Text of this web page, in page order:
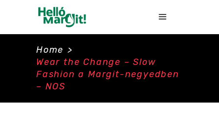
Home >
Wear the Change – Slow
Fashion a Margit-negyedben
– NOS